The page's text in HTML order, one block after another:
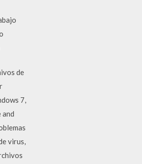
de
7,
and
virus,